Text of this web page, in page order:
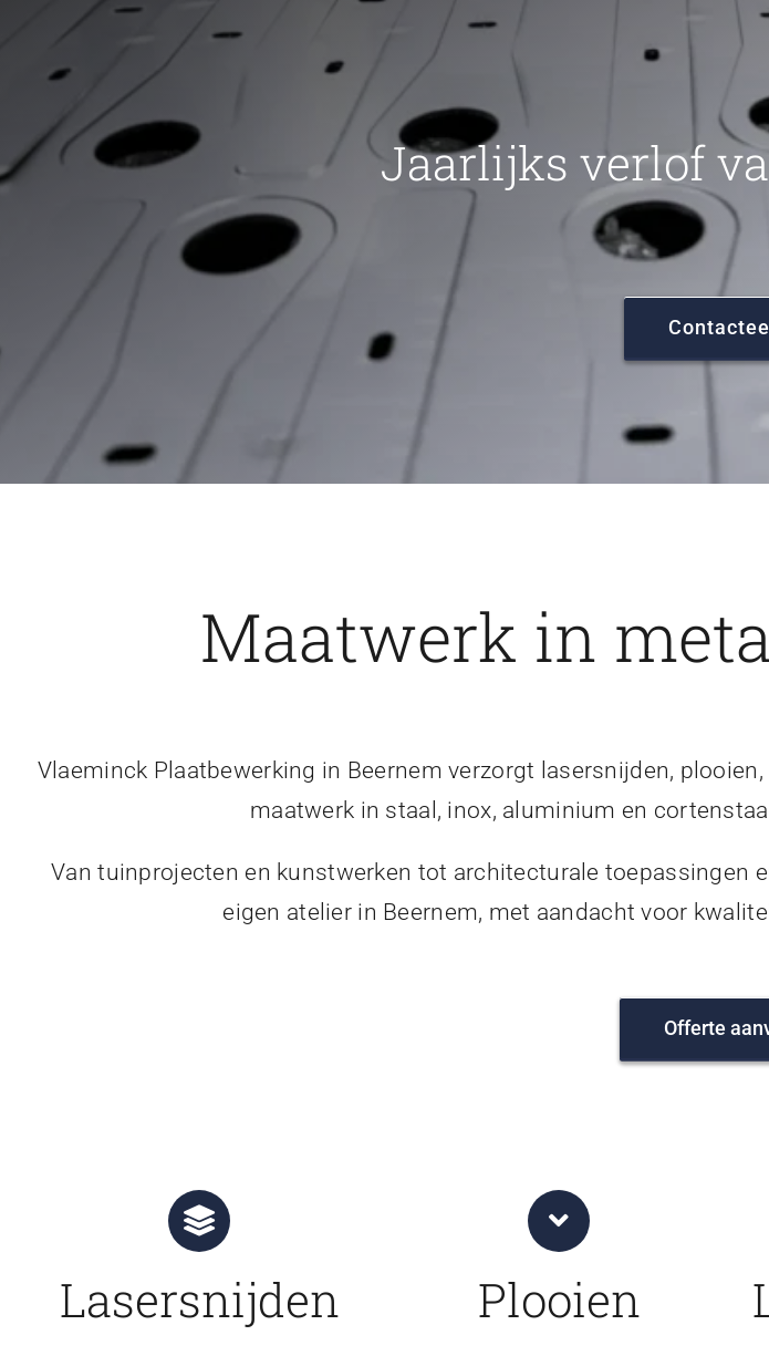
Jaarlijks verlof
Maatwerk in
Vlaeminck Plaatbewerking in Beernem verzorgt lasersnijden,
maatwerk in staal, inox, aluminium en
Van tuinprojecten en kunstwerken tot architecturale toepassingen
eigen atelier in Beernem, met aandacht voor
Offerte
Lasersnijden Plooien